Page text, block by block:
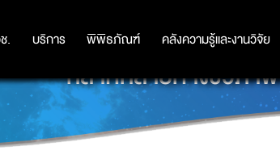
บริการ พิพิธภัณฑ์ คลังความรู้และงานวิจัย
. บริการ พิพิธภัณฑ์ คลังความรู้และงานวิจัย
5 ชนิดใหม่ของโลก ตอกย้
หลากหลายทางชีวภา